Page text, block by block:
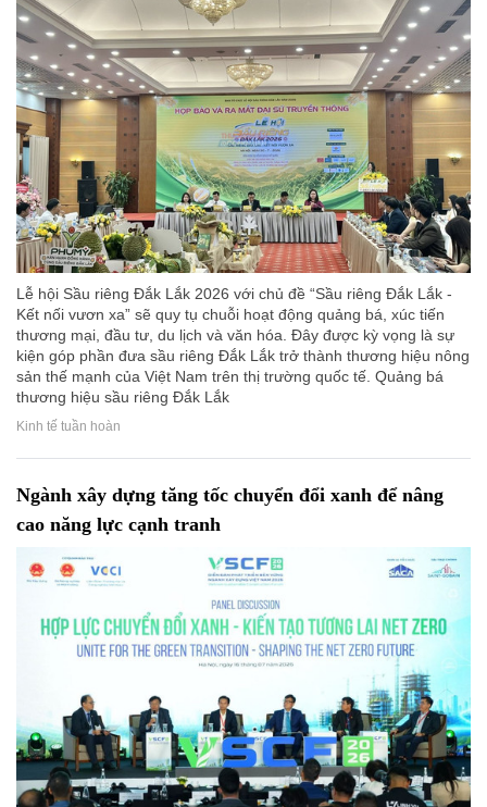
Lễ hội Sầu riêng Đắk Lắk 2026 với chủ đề “Sầu riêng Đắk Lắk -
Kết nối vươn xa” sẽ quy tụ chuỗi hoạt động quảng bá, xúc tiến
thương mại, đầu tư, du lịch và văn hóa. Đây được kỳ vọng là sự
kiện góp phần đưa sầu riêng Đắk Lắk trở thành thương hiệu nông
sản thế mạnh của Việt Nam trên thị trường quốc tế. Quảng bá
thương hiệu sầu riêng Đắk Lắk
Kinh tế tuần hoàn
Ngành xây dựng tăng tốc chuyển đổi xanh để nâng
cao năng lực cạnh tranh